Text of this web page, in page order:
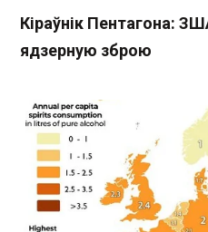
Кіраўнік Пентагона:
ядзерную зброю